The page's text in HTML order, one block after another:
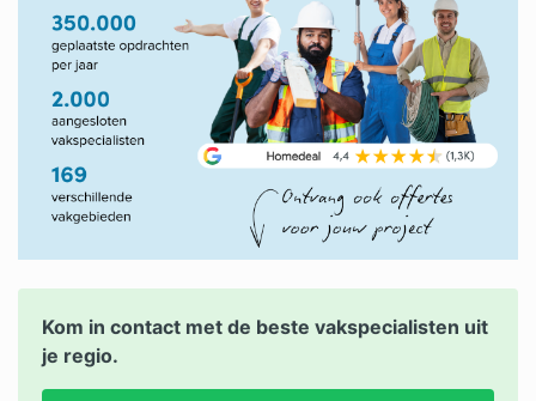
Kom in contact met de beste vakspecialisten uit
je regio.